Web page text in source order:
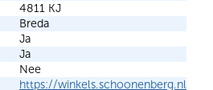
4811 KJ
Breda
Ja
Ja
Nee
https://winkels.schoonenberg.nl/